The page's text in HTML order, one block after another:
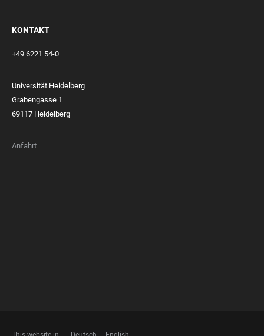
KONTAKT
+49 6221 54-0
Universität Heidelberg
Grabengasse 1
69117 Heidelberg
Anfahrt